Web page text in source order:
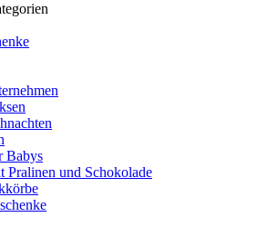
Babys
Pralinen und Schokolade